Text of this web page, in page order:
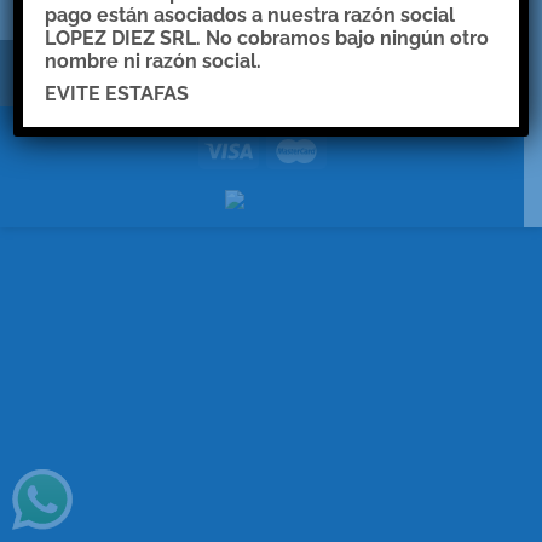
pago están asociados a nuestra razón social
LOPEZ DIEZ SRL. No cobramos bajo ningún otro
nombre ni razón social.
EVITE ESTAFAS